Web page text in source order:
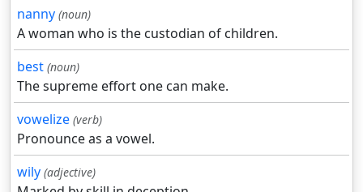
nanny (noun)
A woman who is the custodian of children.
best (noun)
The supreme effort one can make.
vowelize (verb)
Pronounce as a vowel.
wily (adjective)